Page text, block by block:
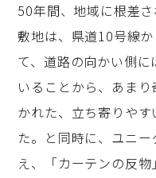
50年間、地域に根差
敷地は、県道10号線
て、道路の向かい側
いることから、あま
かれた、立ち寄りや
た。と同時に、ユニ
え、「カーテンの反